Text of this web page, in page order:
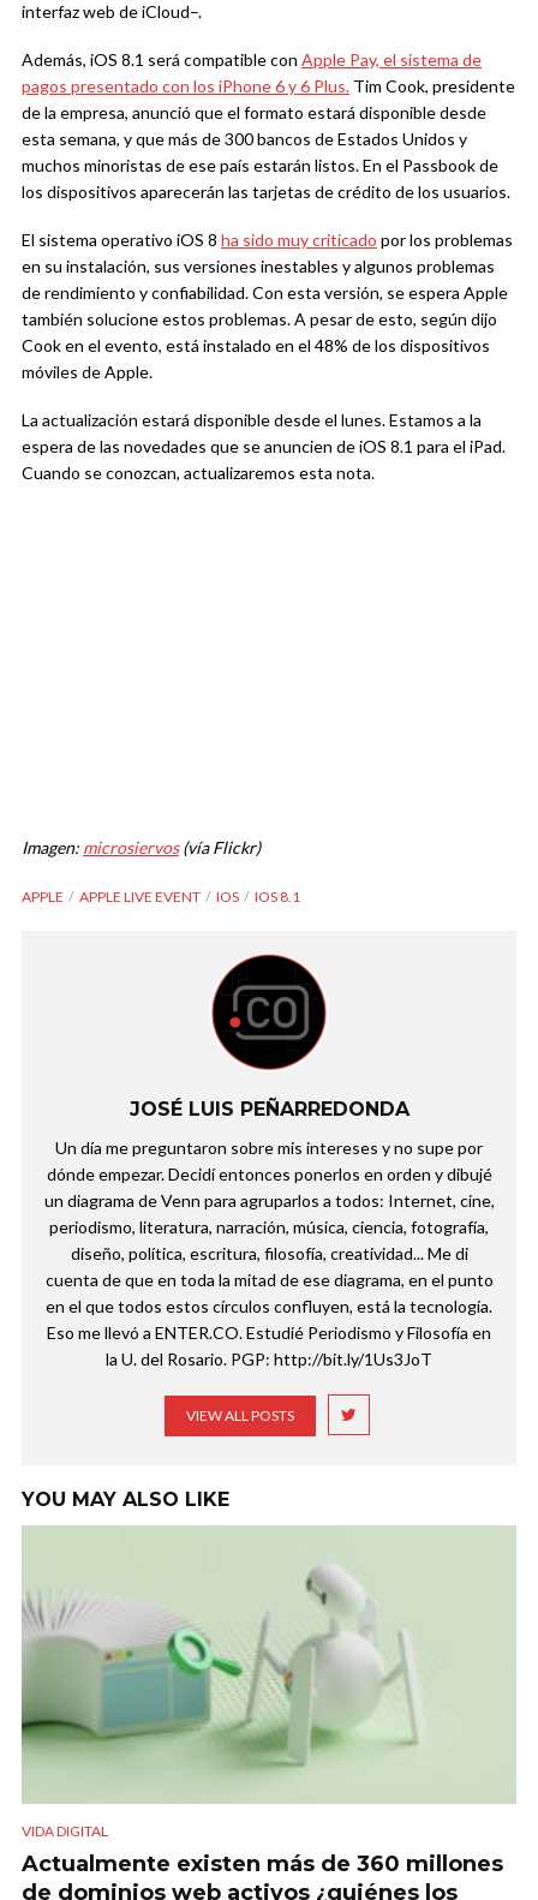
interfaz web de iCloud–.
Además, iOS 8.1 será compatible con Apple Pay, el sistema de
pagos presentado con los iPhone 6 y 6 Plus. Tim Cook, presidente
de la empresa, anunció que el formato estará disponible desde
esta semana, y que más de 300 bancos de Estados Unidos y
muchos minoristas de ese país estarán listos. En el Passbook de
los dispositivos aparecerán las tarjetas de crédito de los usuarios.
El sistema operativo iOS 8 ha sido muy criticado por los problemas
en su instalación, sus versiones inestables y algunos problemas
de rendimiento y confiabilidad. Con esta versión, se espera Apple
también solucione estos problemas. A pesar de esto, según dijo
Cook en el evento, está instalado en el 48% de los dispositivos
móviles de Apple.
La actualización estará disponible desde el lunes. Estamos a la
espera de las novedades que se anuncien de iOS 8.1 para el iPad.
Cuando se conozcan, actualizaremos esta nota.
Imagen: microsiervos(vía Flickr)
APPLE APPLE LIVE EVENT IOS IOS 8.1
JOSÉ LUIS PEÑARREDONDA
Un día me preguntaron sobre mis intereses y no supe por
dónde empezar. Decidí entonces ponerlos en orden y dibujé
un diagrama de Venn para agruparlos a todos: Internet, cine,
periodismo, literatura, narración, música, ciencia, fotografía,
diseño, política, escritura, filosofía, creatividad... Me di
cuenta de que en toda la mitad de ese diagrama, en el punto
en el que todos estos círculos confluyen, está la tecnología.
Eso me llevó a ENTER.CO. Estudié Periodismo y Filosofía en
la U. del Rosario. PGP: http://bit.ly/1Us3JoT
VIEW ALL POSTS
YOU MAY ALSO LIKE
VIDA DIGITAL
Actualmente existen más de 360 millones
de dominios web activos ¿quiénes los